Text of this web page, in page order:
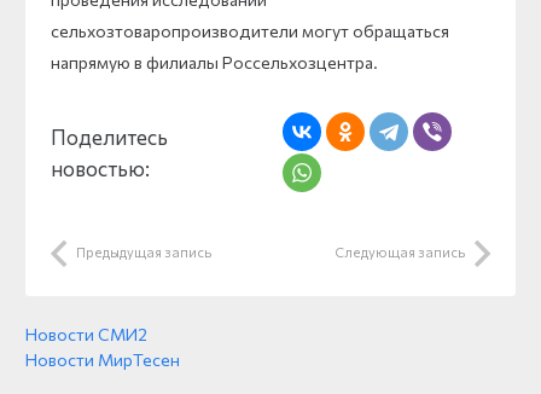
сельхозтоваропроизводители могут обращаться
напрямую в филиалы Россельхозцентра.
Поделитесь
новостью:
Предыдущая запись Следующая запись
Новости СМИ2
Новости МирТесен